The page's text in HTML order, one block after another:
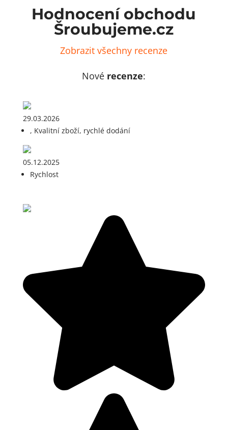
Hodnocení obchodu
Šroubujeme.cz
Zobrazit všechny recenze
Nové recenze:
29.03.2026
, Kvalitní zboží, rychlé dodání
05.12.2025
Rychlost